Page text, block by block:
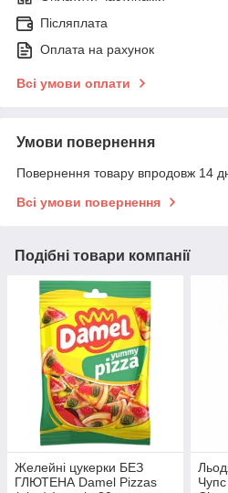
Післяплата
Оплата на рахунок
Всі умови оплати
Умови повернення
Повернення товару впродовж 14
Всі умови повернення
Подібні товари компанії
Желейні цукерки БЕЗ
ГЛЮТЕНА Damel Pizzas